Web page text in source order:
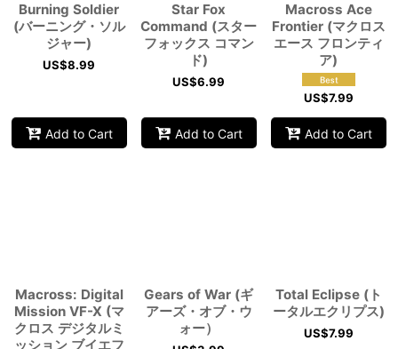
Burning Soldier
(バーニング・ソル
ジャー)
US$8.99
Add to Cart
Star Fox
Command (スター
フォックス コマン
ド)
US$6.99
Add to Cart
Macross Ace
Frontier (マクロス
エース フロンティ
ア)
US$7.99
Add to Cart
Macross: Digital
Mission VF-X (マ
クロス デジタルミ
ッション ブイエフ
Gears of War (ギ
アーズ・オブ・ウ
ォー）
Total Eclipse (ト
ータルエクリプス)
US$7.99